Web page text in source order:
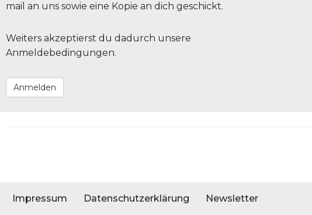
mail an uns sowie eine Kopie an dich geschickt.
Weiters akzeptierst du dadurch unsere
Anmeldebedingungen.
Impressum Datenschutzerklärung Newsletter